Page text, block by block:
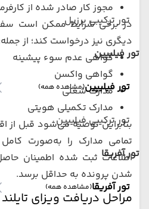
تور ترکیبی برزیل
تور فیلیپین
تور فیلیپین(مشاهده همه)
تور ترکیبی فیلیپین
تور آفریقا
تور آفریقا(مشاهده همه)
مجوز کار صادر شده از
در برخی شرایط ممکن است
دیگری نیز درخواست کند؛ از
گواهی عدم سوء پیشینه
گواهی واکسن
مدارک شغلی
مدارک تکمیلی هویتی
بنابراین توصیه می‌شود قبل از
تمامی مدارک را به‌صورت
اطلاعات ثبت شده اطمینان
شدن پرونده به حداقل برسد.
مراحل دریافت ویزای